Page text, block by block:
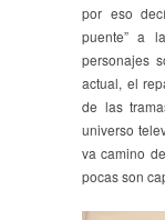
por eso
puente” a
personajes
actual, el
de las
universo
va camino
pocas son